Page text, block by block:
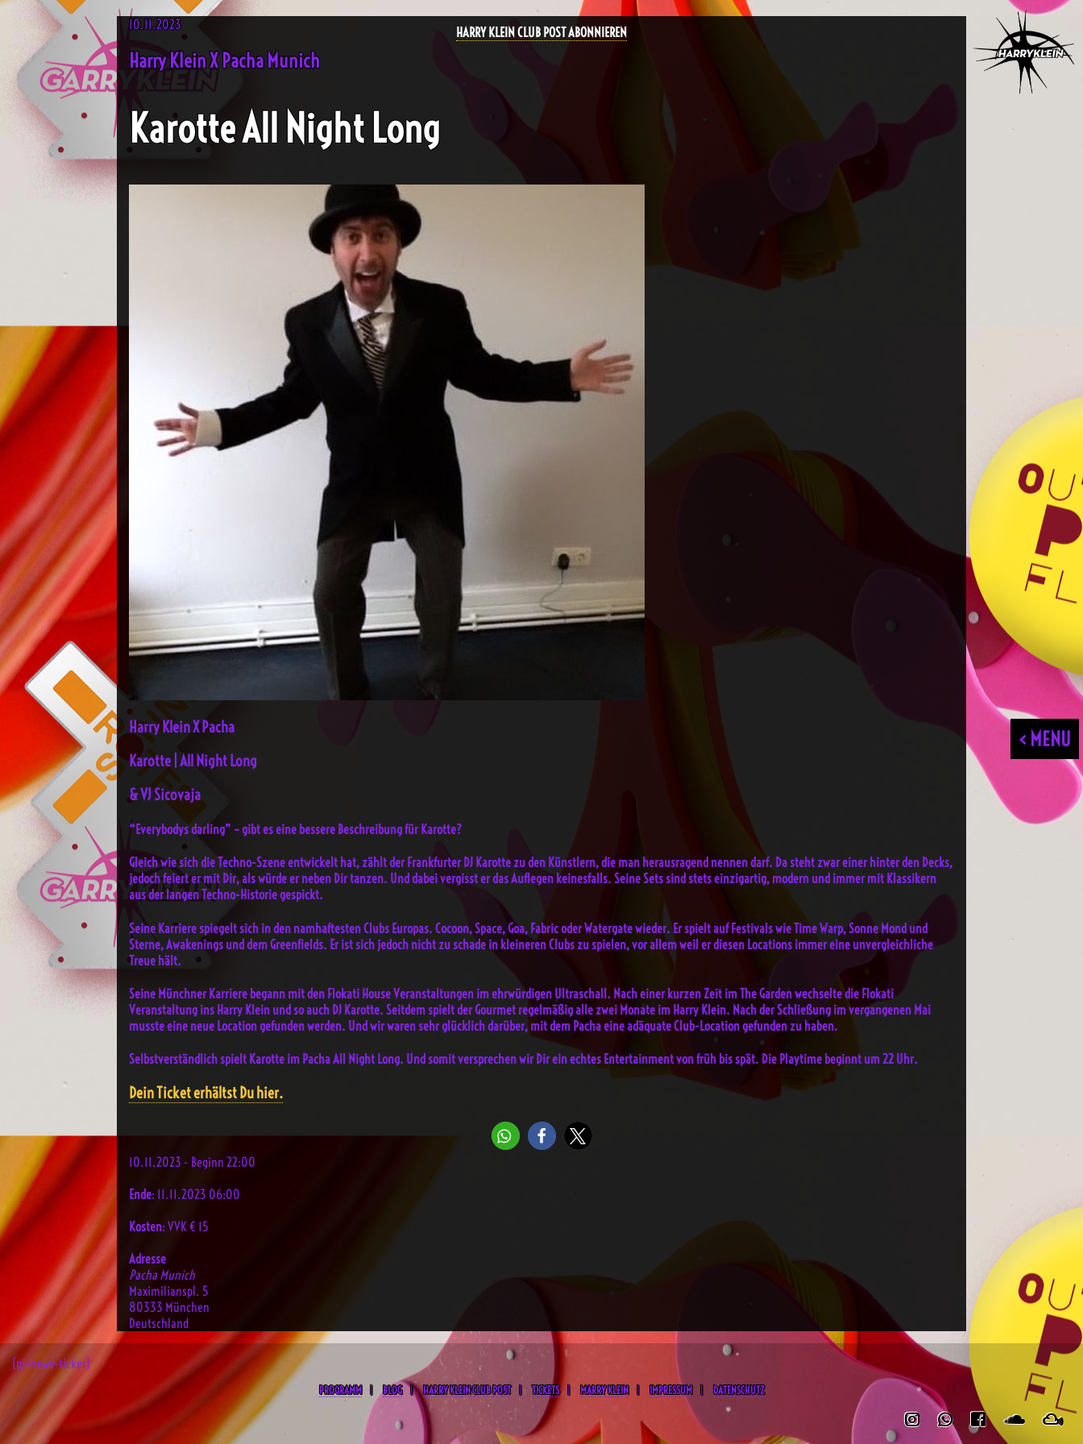
HARRY KLEIN CLUB POST ABONNIEREN
< MENU
10.11.2023
Harry Klein X Pacha Munich
Karotte All Night Long
Harry Klein X Pacha
Karotte | All Night Long
& VJ Sicovaja
“Everybodys darling” – gibt es eine bessere Beschreibung für Karotte?
Gleich wie sich die Techno-Szene entwickelt hat, zählt der Frankfurter DJ Karotte zu den Künstlern, die man herausragend nennen darf. Da steht zwar einer hinter den Decks,
jedoch feiert er mit Dir, als würde er neben Dir tanzen. Und dabei vergisst er das Auflegen keinesfalls. Seine Sets sind stets einzigartig, modern und immer mit Klassikern
aus der langen Techno-Historie gespickt.
Seine Karriere spiegelt sich in den namhaftesten Clubs Europas. Cocoon, Space, Goa, Fabric oder Watergate wieder. Er spielt auf Festivals wie Time Warp, Sonne Mond und
Sterne, Awakenings und dem Greenfields. Er ist sich jedoch nicht zu schade in kleineren Clubs zu spielen, vor allem weil er diesen Locations immer eine unvergleichliche
Treue hält.
Seine Münchner Karriere begann mit den Flokati House Veranstaltungen im ehrwürdigen Ultraschall. Nach einer kurzen Zeit im The Garden wechselte die Flokati
Veranstaltung ins Harry Klein und so auch DJ Karotte. Seitdem spielt der Gourmet regelmäßig alle zwei Monate im Harry Klein. Nach der Schließung im vergangenen Mai
musste eine neue Location gefunden werden. Und wir waren sehr glücklich darüber, mit dem Pacha eine adäquate Club-Location gefunden zu haben.
Selbstverständlich spielt Karotte im Pacha All Night Long. Und somit versprechen wir Dir ein echtes Entertainment von früh bis spät. Die Playtime beginnt um 22 Uhr.
Dein Ticket erhältst Du hier.
10.11.2023 - Beginn 22:00
Ende: 11.11.2023 06:00
Kosten: VVK € 15
Adresse
Pacha Munich
Maximilianspl. 5
80333 München
Deutschland
[pj-news-ticker]
PROGRAMM BLOG HARRY KLEIN CLUB POST TICKETS MARRY KLEIN IMPRESSUM DATENSCHUTZ